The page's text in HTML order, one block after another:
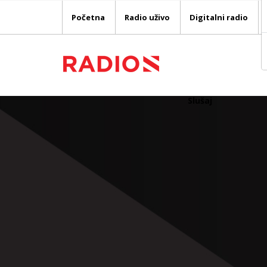
Početna Radio uživo Digitalni radio